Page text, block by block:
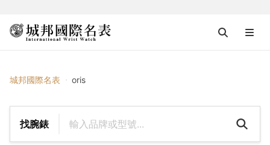
城邦國際名表 oris
找腕錶